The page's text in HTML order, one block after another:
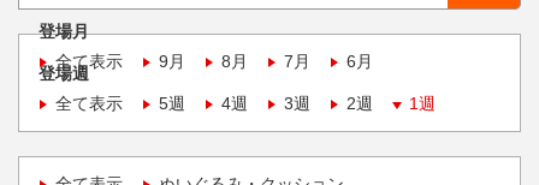
登場月
全て表示
9月 8月 7月 6月
登場週
全て表示
5週 4週 3週 2週 1週